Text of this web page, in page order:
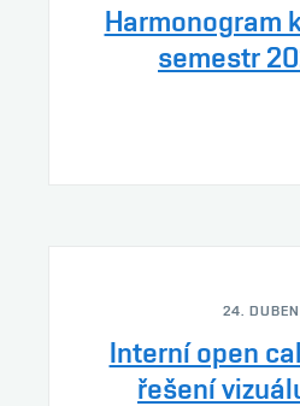
Harmonogram
semestr
24.
Interní open
řešení